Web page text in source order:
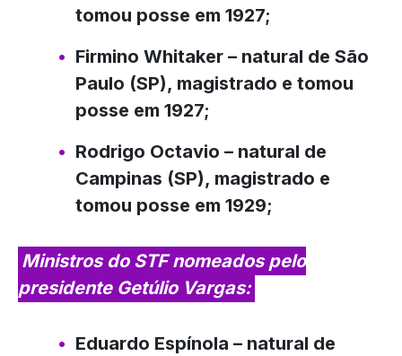
tomou posse em 1927;
Firmino Whitaker – natural de São
Paulo (SP), magistrado e tomou
posse em 1927;
Rodrigo Octavio – natural de
Campinas (SP), magistrado e
tomou posse em 1929;
Ministros do STF nomeados pelo
presidente Getúlio Vargas:
Eduardo Espínola – natural de